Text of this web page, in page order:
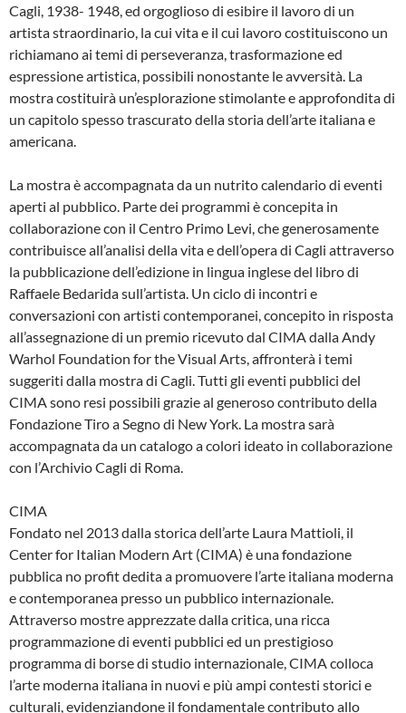
Cagli, 1938- 1948, ed orgoglioso di esibire il lavoro di un
artista straordinario, la cui vita e il cui lavoro costituiscono un
richiamano ai temi di perseveranza, trasformazione ed
espressione artistica, possibili nonostante le avversità. La
mostra costituirà un’esplorazione stimolante e approfondita di
un capitolo spesso trascurato della storia dell’arte italiana e
americana.
La mostra è accompagnata da un nutrito calendario di eventi
aperti al pubblico. Parte dei programmi è concepita in
collaborazione con il Centro Primo Levi, che generosamente
contribuisce all’analisi della vita e dell’opera di Cagli attraverso
la pubblicazione dell’edizione in lingua inglese del libro di
Raffaele Bedarida sull’artista. Un ciclo di incontri e
conversazioni con artisti contemporanei, concepito in risposta
all’assegnazione di un premio ricevuto dal CIMA dalla Andy
Warhol Foundation for the Visual Arts, affronterà i temi
suggeriti dalla mostra di Cagli. Tutti gli eventi pubblici del
CIMA sono resi possibili grazie al generoso contributo della
Fondazione Tiro a Segno di New York. La mostra sarà
accompagnata da un catalogo a colori ideato in collaborazione
con l’Archivio Cagli di Roma.
CIMA
Fondato nel 2013 dalla storica dell’arte Laura Mattioli, il
Center for Italian Modern Art (CIMA) è una fondazione
pubblica no profit dedita a promuovere l’arte italiana moderna
e contemporanea presso un pubblico internazionale.
Attraverso mostre apprezzate dalla critica, una ricca
programmazione di eventi pubblici ed un prestigioso
programma di borse di studio internazionale, CIMA colloca
l’arte moderna italiana in nuovi e più ampi contesti storici e
culturali, evidenziandone il fondamentale contributo allo